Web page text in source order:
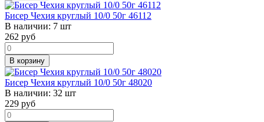
Бисер Чехия круглый 10/0 50г 46112
В наличии: 7 шт
262 руб
В корзину
Бисер Чехия круглый 10/0 50г 48020
В наличии: 32 шт
229 руб